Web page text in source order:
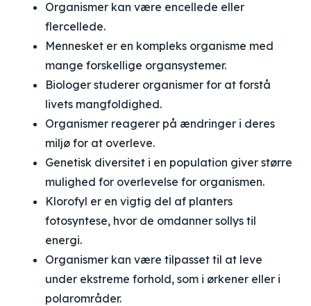
Organismer kan være encellede eller
flercellede.
Mennesket er en kompleks organisme med
mange forskellige organsystemer.
Biologer studerer organismer for at forstå
livets mangfoldighed.
Organismer reagerer på ændringer i deres
miljø for at overleve.
Genetisk diversitet i en population giver større
mulighed for overlevelse for organismen.
Klorofyl er en vigtig del af planters
fotosyntese, hvor de omdanner sollys til
energi.
Organismer kan være tilpasset til at leve
under ekstreme forhold, som i ørkener eller i
polarområder.